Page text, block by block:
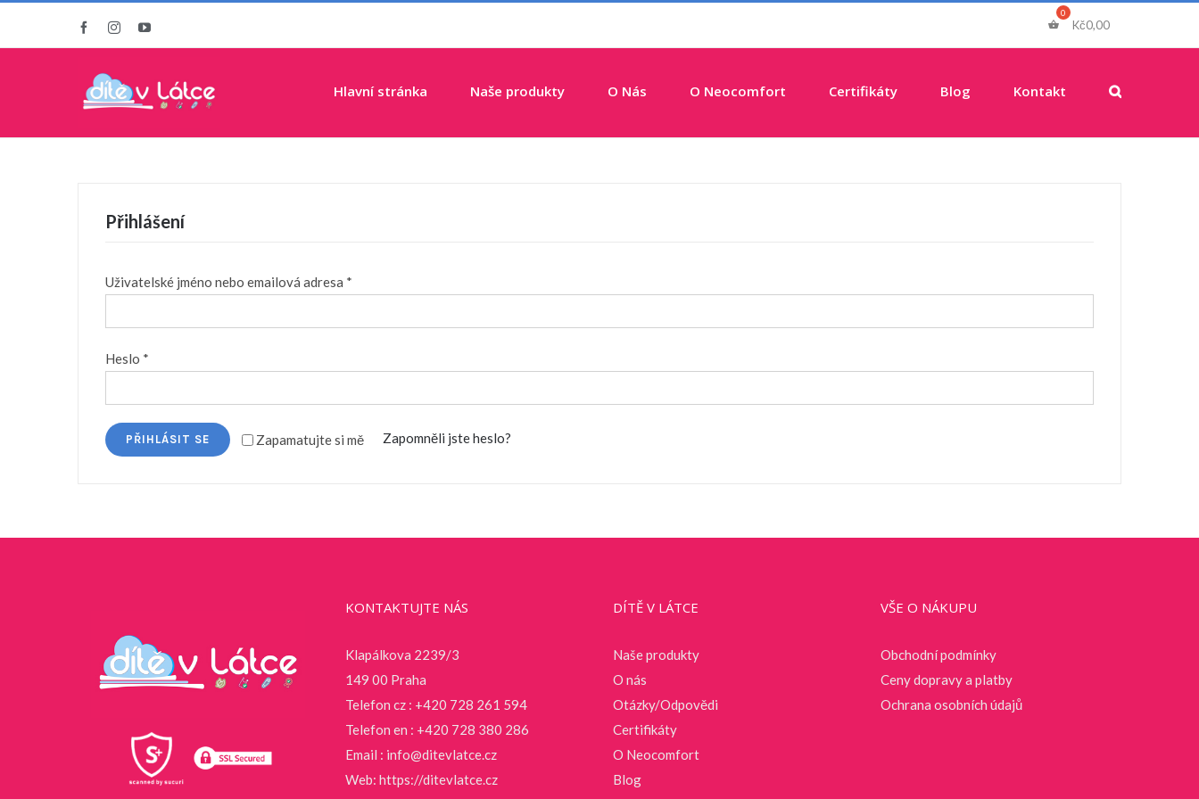
FacebookInstagramYouTube Kč0,00
Hlavní stránka Naše produkty O Nás O Neocomfort Certifikáty Blog Kontakt
Přihlášení
Uživatelské jméno nebo emailová adresa *
Heslo *
Zapamatujte si mě
PŘIHLÁSIT SE Zapomněli jste heslo?
KONTAKTUJTE NÁS
Klapálkova 2239/3
149 00 Praha
Telefon cz : +420 728 261 594
Telefon en : +420 728 380 286
Email : info@ditevlatce.cz
Web: https://ditevlatce.cz
DÍTĚ V LÁTCE
Naše produkty
O nás
Otázky/Odpovědi
Certifikáty
O Neocomfort
Blog
VŠE O NÁKUPU
Obchodní podmínky
Ceny dopravy a platby
Ochrana osobních údajů